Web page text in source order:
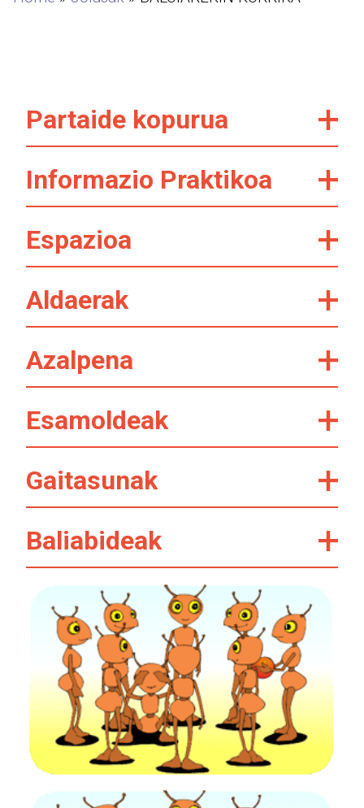
Partaide kopurua
Informazio Praktikoa
Espazioa
Aldaerak
Azalpena
Esamoldeak
Gaitasunak
Baliabideak